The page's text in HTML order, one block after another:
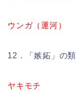
ウンガ（運河）
12．「嫉妬」の
ヤキモチ